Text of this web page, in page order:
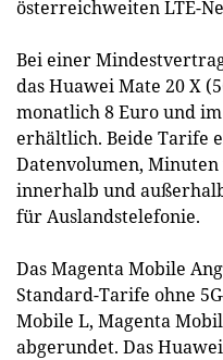
österreichweiten LTE-
Bei einer
das Huawei Mate 20 X
monatlich 8 Euro und
erhältlich. Beide Tarife
Datenvolumen,
innerhalb und
für Auslandstelefonie.
Das Magenta Mobile
Standard-Tarife ohne
Mobile L, Magenta
abgerundet. Das